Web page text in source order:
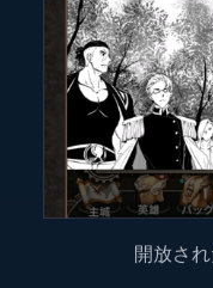
開放さ